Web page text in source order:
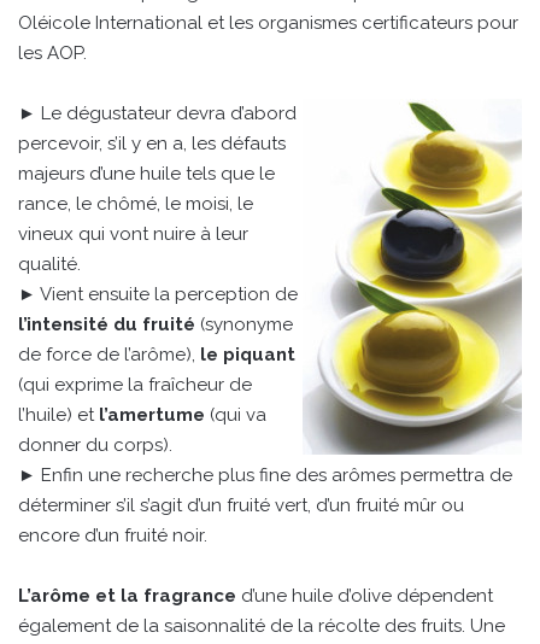
Oléicole International et les organismes certificateurs pour
les AOP.
► Le dégustateur devra d’abord
percevoir, s’il y en a, les défauts
majeurs d’une huile tels que le
rance, le chômé, le moisi, le
vineux qui vont nuire à leur
qualité.
► Vient ensuite la perception de
l’intensité du fruité (synonyme
de force de l’arôme), le piquant
(qui exprime la fraîcheur de
l’huile) et l’amertume (qui va
donner du corps).
► Enfin une recherche plus fine des arômes permettra de
déterminer s’il s’agit d’un fruité vert, d’un fruité mûr ou
encore d’un fruité noir.
L’arôme et la fragrance d’une huile d’olive dépendent
également de la saisonnalité de la récolte des fruits. Une